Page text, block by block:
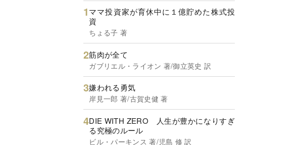
ママ投資家が育休中に１億貯めた株式投
資
ちょる子 著
筋肉が全て
ガブリエル・ライオン 著/御立英史 訳
嫌われる勇気
岸見一郎 著/古賀史健 著
DIE WITH ZERO 人生が豊かになりすぎ
る究極のルール
ビル・パーキンス 著/児島 修 訳